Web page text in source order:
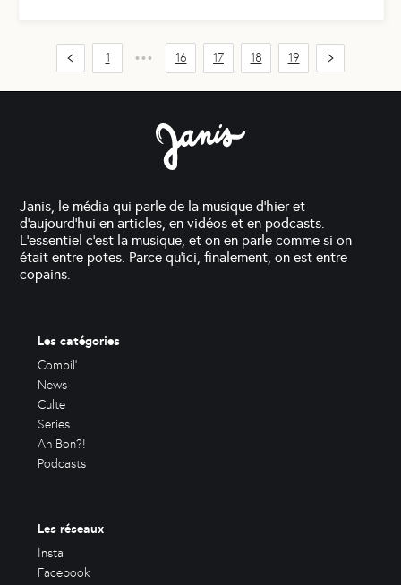
1 ••• 16 17 18 19
Janis, le média qui parle de la musique d'hier et
d'aujourd'hui en articles, en vidéos et en podcasts.
L'essentiel c'est la musique, et on en parle comme si on
était entre potes. Parce qu'ici, finalement, on est entre
copains.
Les catégories
Compil'
News
Culte
Series
Ah Bon?!
Podcasts
Les réseaux
Insta
Facebook